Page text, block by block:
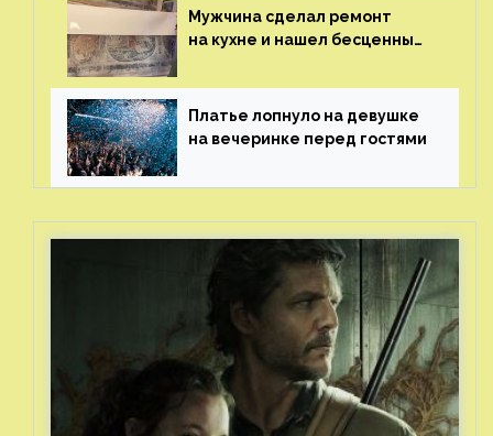
Мужчина сделал ремонт
на кухне и нашел бесценные
Платье лопнуло на девушке
на вечеринке перед гостями